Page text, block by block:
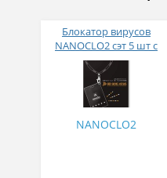
Блокатор вирусов
NANOCLO2 сэт 5 шт с
бейджем и шнурком в
черном дизайне
NANOCLO2